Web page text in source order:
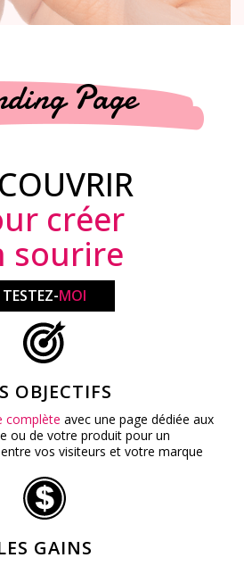
Page
créer
sourire
TESTEZ-MOI
OBJECTIFS
complète avec une page dédiée aux
ou de votre produit pour un
vos visiteurs et votre marque
GAINS